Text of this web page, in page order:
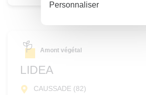
Personnaliser
LIDEA
Amont végétal
CAUSSADE (82)